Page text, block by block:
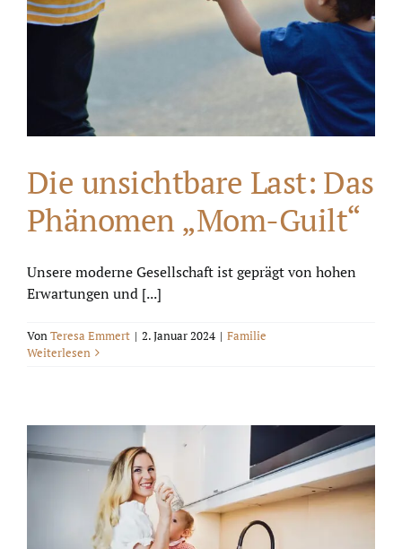
Die unsichtbare Last: Das
Phänomen „Mom-Guilt“
Unsere moderne Gesellschaft ist geprägt von hohen
Erwartungen und [...]
VonTeresa Emmert | 2. Januar 2024 | Familie
Weiterlesen